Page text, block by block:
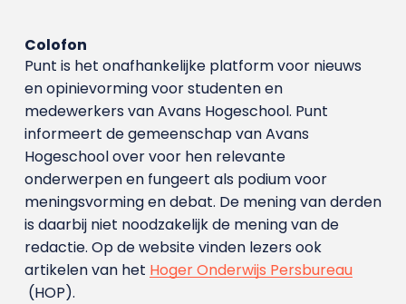
Colofon
Punt is het onafhankelijke platform voor nieuws
en opinievorming voor studenten en
medewerkers van Avans Hoge­school. Punt
informeert de gemeenschap van Avans
Hogeschool over voor hen relevante
onderwerpen en fungeert als podium voor
meningsvorming en debat. De mening van derden
is daarbij niet noodzakelijk de mening van de
redactie. Op de website vinden lezers ook
artikelen van het Hoger Onderwijs Persbureau
(HOP).